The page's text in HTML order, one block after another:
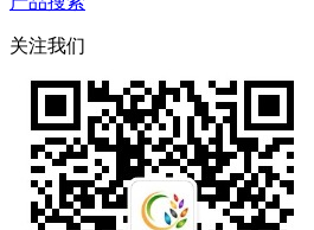
关注我们